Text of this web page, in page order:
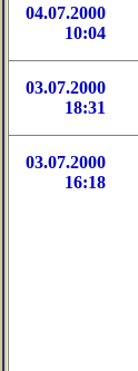
04.07.2000
10:04
03.07.2000
18:31
03.07.2000
16:18